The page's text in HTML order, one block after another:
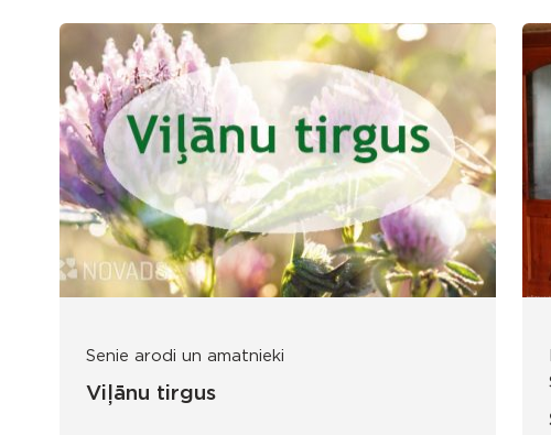
Senie arodi un amatnieki
Viļānu tirgus